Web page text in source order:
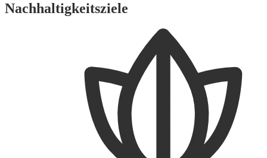
Nachhaltigkeitsziele